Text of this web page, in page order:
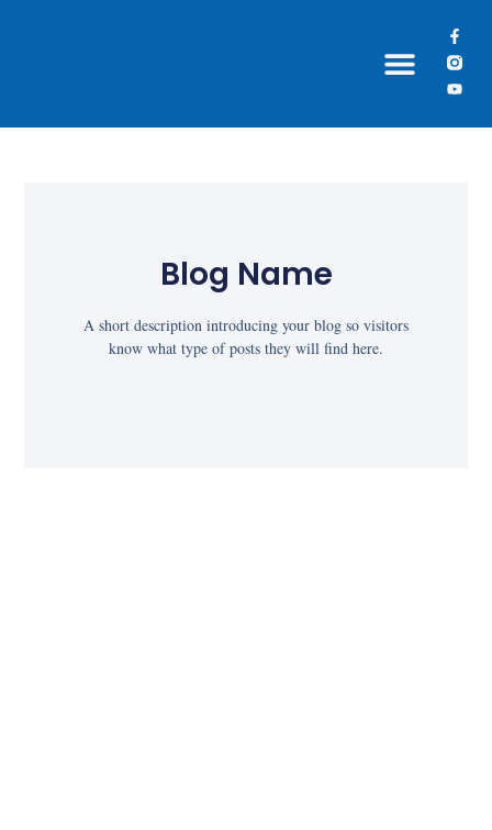
Blog Name
A short description introducing your blog so visitors
know what type of posts they will find here.